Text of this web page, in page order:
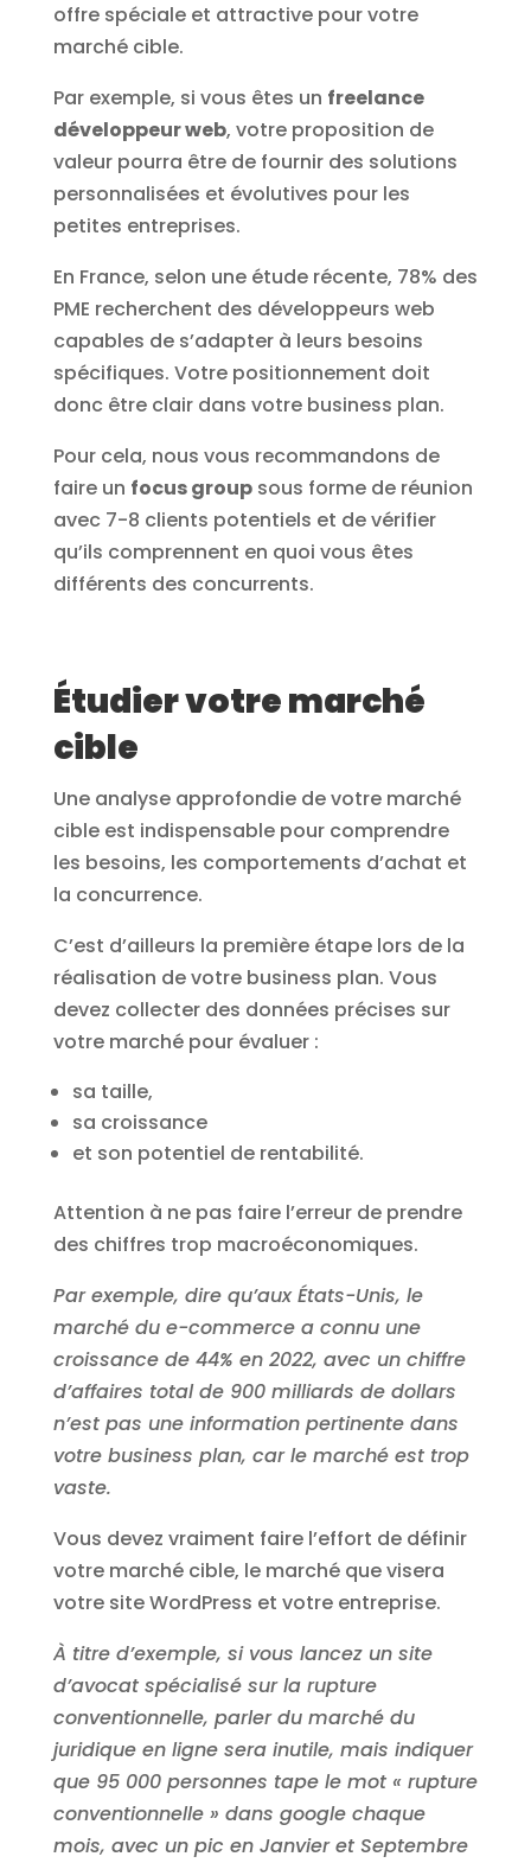
offre spéciale et attractive pour votre
marché cible.
Par exemple, si vous êtes un freelance
développeur web, votre proposition de
valeur pourra être de fournir des solutions
personnalisées et évolutives pour les
petites entreprises.
En France, selon une étude récente, 78% des
PME recherchent des développeurs web
capables de s’adapter à leurs besoins
spécifiques. Votre positionnement doit
donc être clair dans votre business plan.
Pour cela, nous vous recommandons de
faire un focus groupsous forme de réunion
avec 7-8 clients potentiels et de vérifier
qu’ils comprennent en quoi vous êtes
différents des concurrents.
Étudier votre marché
cible
Une analyse approfondie de votre marché
cible est indispensable pour comprendre
les besoins, les comportements d’achat et
la concurrence.
C’est d’ailleurs la première étape lors de la
réalisation de votre business plan. Vous
devez collecter des données précises sur
votre marché pour évaluer :
sa taille,
sa croissance
et son potentiel de rentabilité.
Attention à ne pas faire l’erreur de prendre
des chiffres trop macroéconomiques.
Par exemple, dire qu’aux États-Unis, le
marché du e-commerce a connu une
croissance de 44% en 2022, avec un chiffre
d’affaires total de 900 milliards de dollars
n’est pas une information pertinente dans
votre business plan, car le marché est trop
vaste.
Vous devez vraiment faire l’effort de définir
votre marché cible, le marché que visera
votre site WordPress et votre entreprise.
À titre d’exemple, si vous lancez un site
d’avocat spécialisé sur la rupture
conventionnelle, parler du marché du
juridique en ligne sera inutile, mais indiquer
que 95 000 personnes tape le mot « rupture
conventionnelle » dans google chaque
mois, avec un pic en Janvier et Septembre